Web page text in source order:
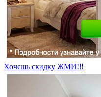
Хочешь скидку ЖМИ!!!